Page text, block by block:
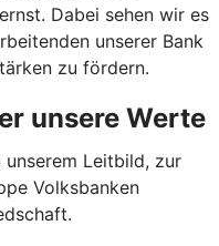
Dabei sehen wir es
unserer Bank
zu fördern.
unsere Werte
unserem Leitbild, zur
Volksbanken